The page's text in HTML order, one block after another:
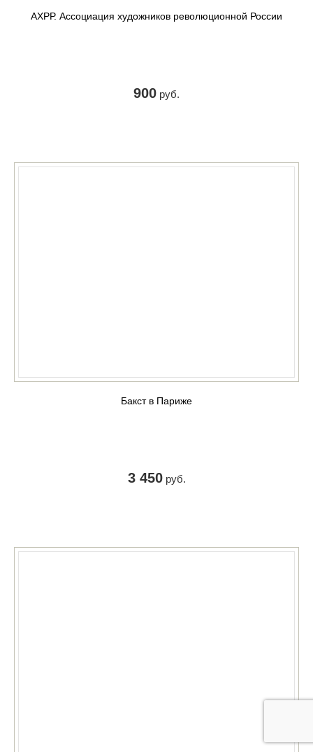
АХРР. Ассоциация художников революционной России
900 руб.
Бакст в Париже
3 450руб.